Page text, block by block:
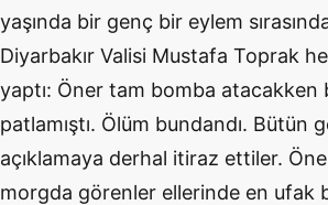
yaşında bir genç bir eylem
Diyarbakır Valisi Mustafa Toprak
yaptı: Öner tam bomba atacakken
patlamıştı. Ölüm bundandı. Bütün
açıklamaya derhal itiraz ettiler.
morgda görenler ellerinde en ufak